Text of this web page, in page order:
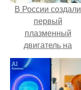
В России создали
первый
плазменный
двигатель на
криптоне.